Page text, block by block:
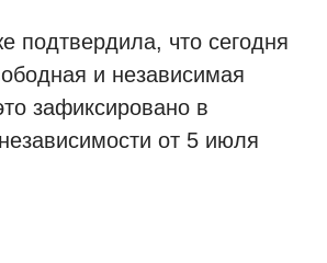
подтвердила, что сегодня
и независимая
зафиксировано в
от 5 июля